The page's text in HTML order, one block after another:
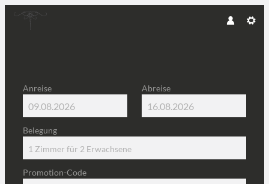
Anreise Abreise
Belegung
1 Zimmer für 2 Erwachsene
Promotion-Code